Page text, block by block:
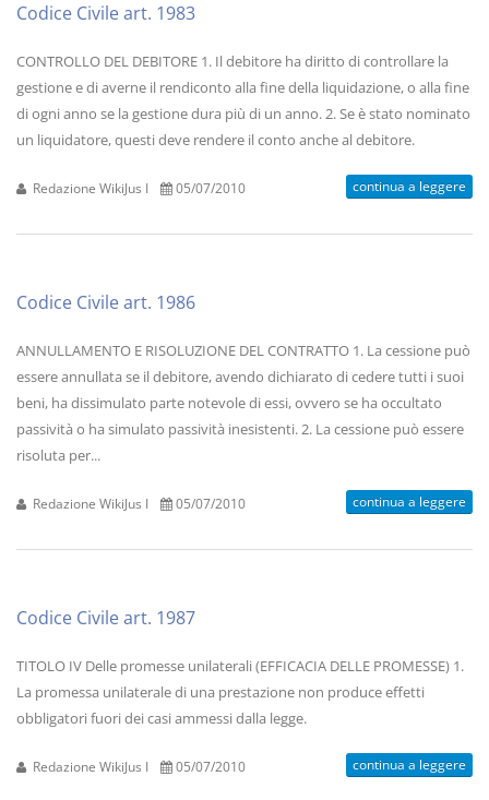
Codice Civile art. 1983
CONTROLLO DEL DEBITORE 1. Il debitore ha diritto di controllare la
gestione e di averne il rendiconto alla fine della liquidazione, o alla fine
di ogni anno se la gestione dura più di un anno. 2. Se è stato nominato
un liquidatore, questi deve rendere il conto anche al debitore.
Redazione WikiJus I 05/07/2010 continua a leggere
Codice Civile art. 1986
ANNULLAMENTO E RISOLUZIONE DEL CONTRATTO 1. La cessione può
essere annullata se il debitore, avendo dichiarato di cedere tutti i suoi
beni, ha dissimulato parte notevole di essi, ovvero se ha occultato
passività o ha simulato passività inesistenti. 2. La cessione può essere
risoluta per...
Redazione WikiJus I 05/07/2010 continua a leggere
Codice Civile art. 1987
TITOLO IV Delle promesse unilaterali (EFFICACIA DELLE PROMESSE) 1.
La promessa unilaterale di una prestazione non produce effetti
obbligatori fuori dei casi ammessi dalla legge.
Redazione WikiJus I 05/07/2010 continua a leggere